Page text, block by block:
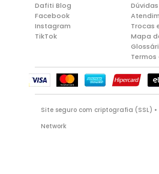
Dafiti Blog
Facebook
Instagram
TikTok
Trocas
Mapa
Termos
Site seguro com criptografia (SSL) •
Network